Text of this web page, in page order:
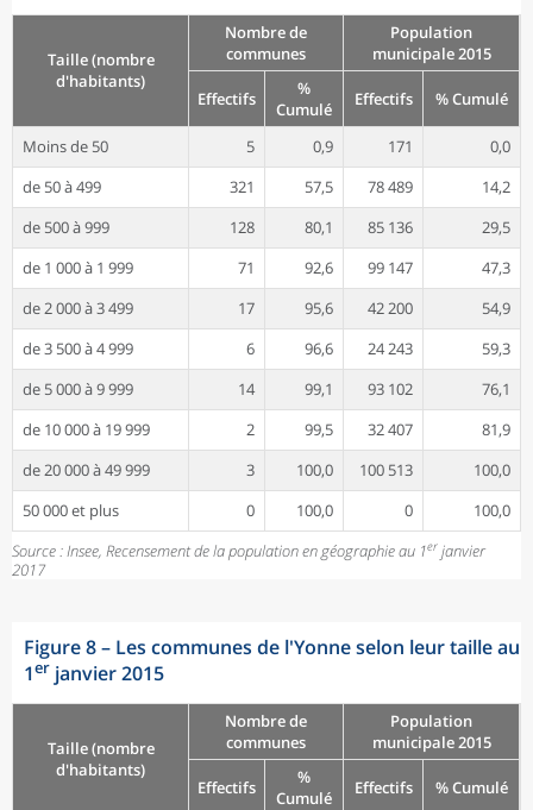
Taille (nombre
d'habitants)
Nombre de
communes
Population
municipale 2015
Effectifs
%
Cumulé
Effectifs % Cumulé
Moins de 50 5 0,9 171
0,0
de 50 à 499
321 57,5 78 489
14,2
de 500 à 999
128 80,1 85 136
29,5
de 1 000 à 1 999
71 92,6 99 147
47,3
de 2 000 à 3 499
17 95,6 42 200
54,9
de 3 500 à 4 999
6 96,6 24 243
59,3
de 5 000 à 9 999
14 99,1 93 102
76,1
de 10 000 à 19 999
2 99,5 32 407
81,9
de 20 000 à 49 999
3 100,0 100 513
100,0
50 000 et plus
0 100,0 0
100,0
Source : Insee, Recensement de la population en géographie au 1er janvier
2017
Figure 8– Les communes de l'Yonne selon leur taille au
1er janvier 2015
Taille (nombre
d'habitants)
Nombre de
communes
Population
municipale 2015
Effectifs
%
Cumulé
Effectifs % Cumulé